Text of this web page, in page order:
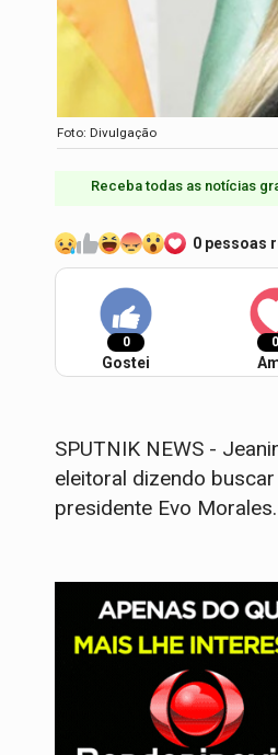
Foto: Divulgação
Receba todas as notícias
0 pessoas
0
Gostei
0
SPUTNIK NEWS -
eleitoral dizendo
presidente Evo Morales.